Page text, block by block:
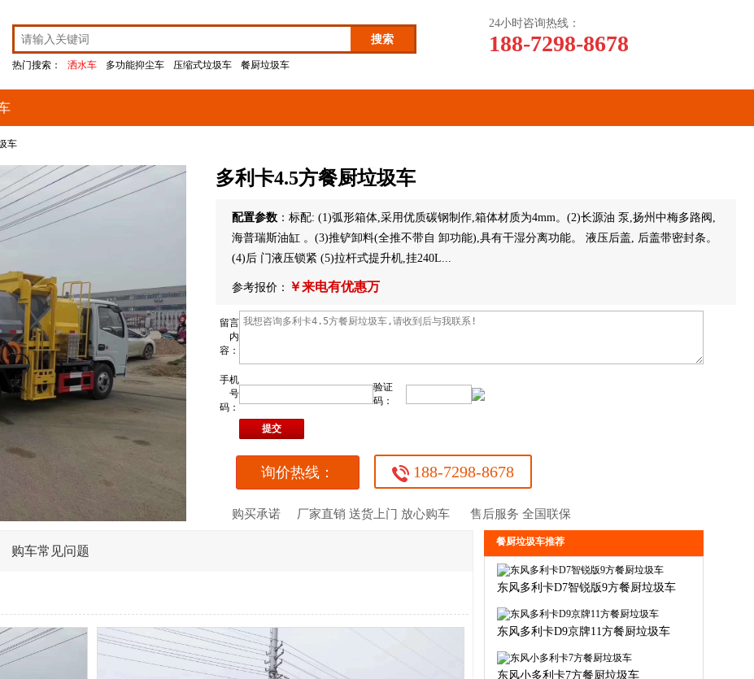
热门搜索： 洒水车 多功能抑尘车 压缩式垃圾车 餐厨垃圾车
24小时咨询热线：
188-7298-8678
车
多利卡4.5方餐厨垃圾车
配置参数 ：标配: (1)弧形箱体,采用优质碳钢制作,箱体材质为4mm。(2)长源油 泵,扬州中梅多路阀,
海普瑞斯油缸 。(3)推铲卸料(全推不带自 卸功能),具有干湿分离功能。 液压后盖, 后盖带密封条。
(4)后 门液压锁紧 (5)拉杆式提升机,挂240L...
参考报价： ￥来电有优惠万
留言
内
容：
手机
号
码：
验证
码：
询价热线： 188-7298-8678
购买承诺 厂家直销 送货上门 放心购车 售后服务 全国联保
购车常见问题
餐厨垃圾车推荐
东风多利卡D7智锐版9方餐厨垃圾车
东风多利卡D9京牌11方餐厨垃圾车
东风小多利卡7方餐厨垃圾车